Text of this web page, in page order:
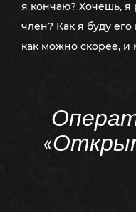
я кончаю? Хочешь, я
член? Как я буду его
как можно скорее, и